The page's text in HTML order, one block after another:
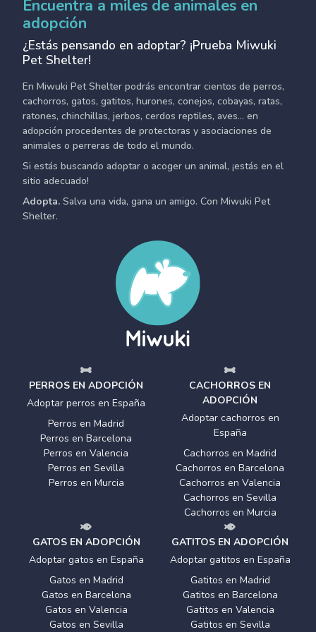
Encuentra a miles de animales en
adopción
¿Estás pensando en adoptar? ¡Prueba Miwuki
Pet Shelter!
En Miwuki Pet Shelter podrás encontrar cientos de perros,
cachorros, gatos, gatitos, hurones, conejos, cobayas, ratas,
ratones, chinchillas, jerbos, cerdos reptiles, aves... en
adopción procedentes de protectoras y asociaciones de
animales o perreras de todo el mundo.
Si estás buscando adoptar o acoger un animal, ¡estás en el
sitio adecuado!
Adopta. Salva una vida, gana un amigo. Con Miwuki Pet
Shelter.
PERROS EN ADOPCIÓN
Adoptar perros en España
Perros en Madrid
Perros en Barcelona
Perros en Valencia
Perros en Sevilla
Perros en Murcia
CACHORROS EN
ADOPCIÓN
Adoptar cachorros en
España
Cachorros en Madrid
Cachorros en Barcelona
Cachorros en Valencia
Cachorros en Sevilla
Cachorros en Murcia
GATOS EN ADOPCIÓN
Adoptar gatos en España
Gatos en Madrid
Gatos en Barcelona
Gatos en Valencia
Gatos en Sevilla
GATITOS EN ADOPCIÓN
Adoptar gatitos en España
Gatitos en Madrid
Gatitos en Barcelona
Gatitos en Valencia
Gatitos en Sevilla